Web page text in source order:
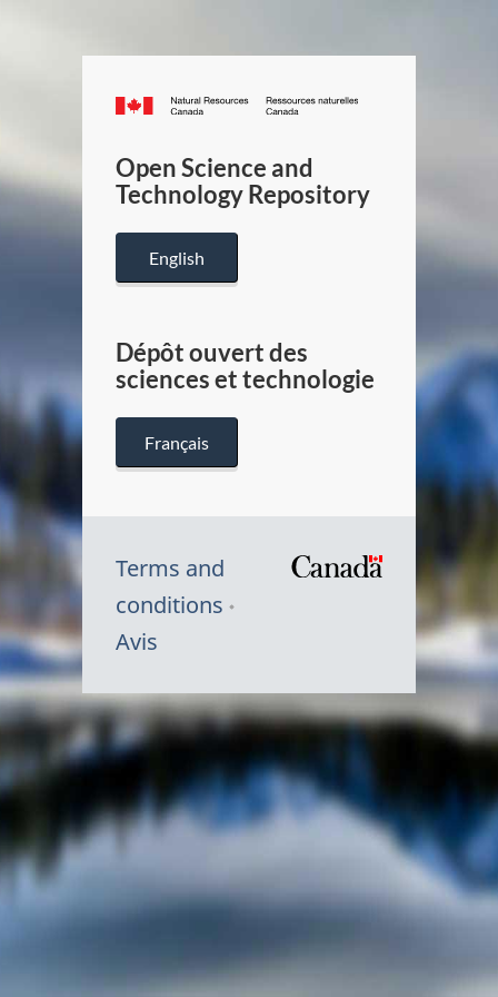
Canada.ca
/
Canada
Open Science and
Technology Repository
English
Dépôt ouvert des
sciences et technologie
Français
Terms and
conditions
Avis
Symbole
du
Canada